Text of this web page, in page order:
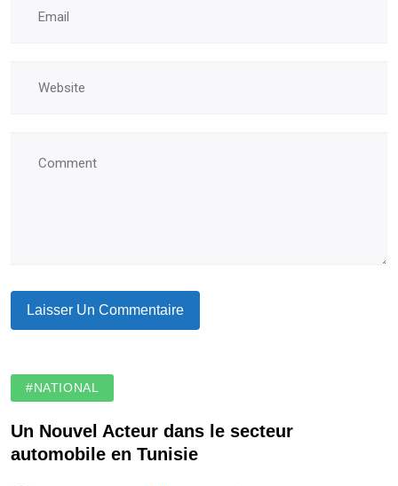
#NATIONAL
Un Nouvel Acteur dans le secteur
automobile en Tunisie